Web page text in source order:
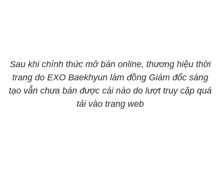
Sau khi chính thức mở bán online, thương hiệu thời
trang do EXO Baekhyun làm đồng Giám đốc sáng
tạo vẫn chưa bán được cái nào do lượt truy cập quá
tải vào trang web